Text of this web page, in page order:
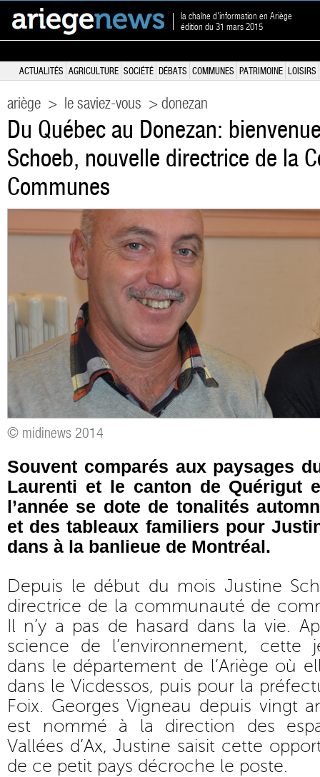
la chaîne d'information en Ariège
édition du 31 mars 2015
ACTUALITÉS AGRICULTURE SOCIÉTÉ DÉBATS COMMUNES PATRIMOINE LOISIRS
ariège > le saviez-vous > donezan
Du Québec au Donezan:
Schoeb, nouvelle directrice de la
Communes
© midinews 2014
Souvent comparés aux paysages
Laurenti et le canton de Quérigut
l’année se dote de tonalités
et des tableaux familiers pour
dans à la banlieue de Montréal.
Depuis le début du mois Justine
directrice de la communauté de
Il n’y a pas de hasard dans la vie.
science de l’environnement, cette
dans le département de l’Ariège où
dans le Vicdessos, puis pour la
Foix. Georges Vigneau depuis vingt
est nommé à la direction des
Vallées d’Ax, Justine saisit cette
de ce petit pays décroche le poste.